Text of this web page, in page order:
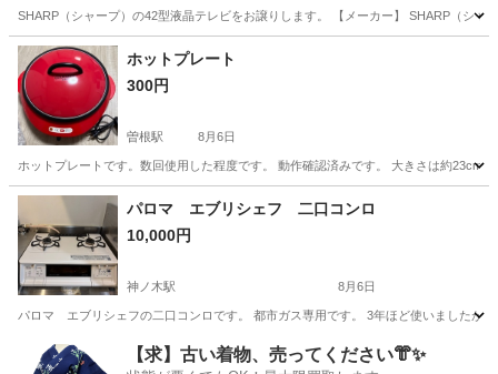
SHARP（シャープ）の42型液晶テレビをお譲りします。 【メーカー】 SHARP（シ
大阪 大阪市 新深江駅 テレビ
ホットプレート
300円
曽根駅 8月6日
ホットプレートです。数回使用した程度です。 動作確認済みです。 大きさは約
大阪 豊中市 曽根駅 キッチン家電 場所
パロマ エブリシェフ 二口コンロ
10,000円
神ノ木駅 8月6日
パロマ エブリシェフの二口コンロです。 都市ガス専用です。 3年ほど使いましたが
大阪 大阪市 神ノ木駅 キッチン家電
【求】古い着物、売ってください👘✨